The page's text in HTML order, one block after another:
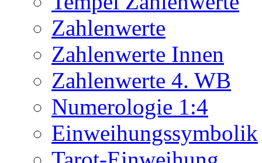
Zahlenwerte
Zahlenwerte Innen
Zahlenwerte 4. WB
Numerologie 1:4
Einweihungssymbolik